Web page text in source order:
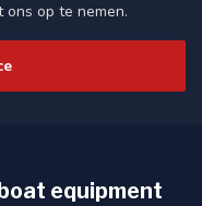
op te nemen.
equipment